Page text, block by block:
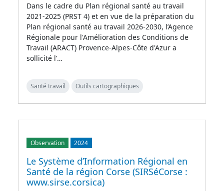
Dans le cadre du Plan régional santé au travail
2021-2025 (PRST 4) et en vue de la préparation du
Plan régional santé au travail 2026-2030, l’Agence
Régionale pour l'Amélioration des Conditions de
Travail (ARACT) Provence-Alpes-Côte d'Azur a
sollicité l’…
Santé travail Outils cartographiques
Observation 2024
Le Système d’Information Régional en
Santé de la région Corse (SIRSéCorse :
www.sirse.corsica)